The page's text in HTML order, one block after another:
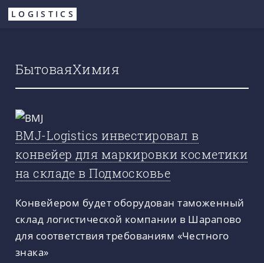
Перейти
LOGISTICS
БытоваяХимия
BMJ-Logistics инвестировал в
конвейер для маркировки косметики
на складе в Подмосковье
Конвейером будет оборудован таможенный
склад логистической компании в Шарапово
для соответствия требованиям «Честного
знака»